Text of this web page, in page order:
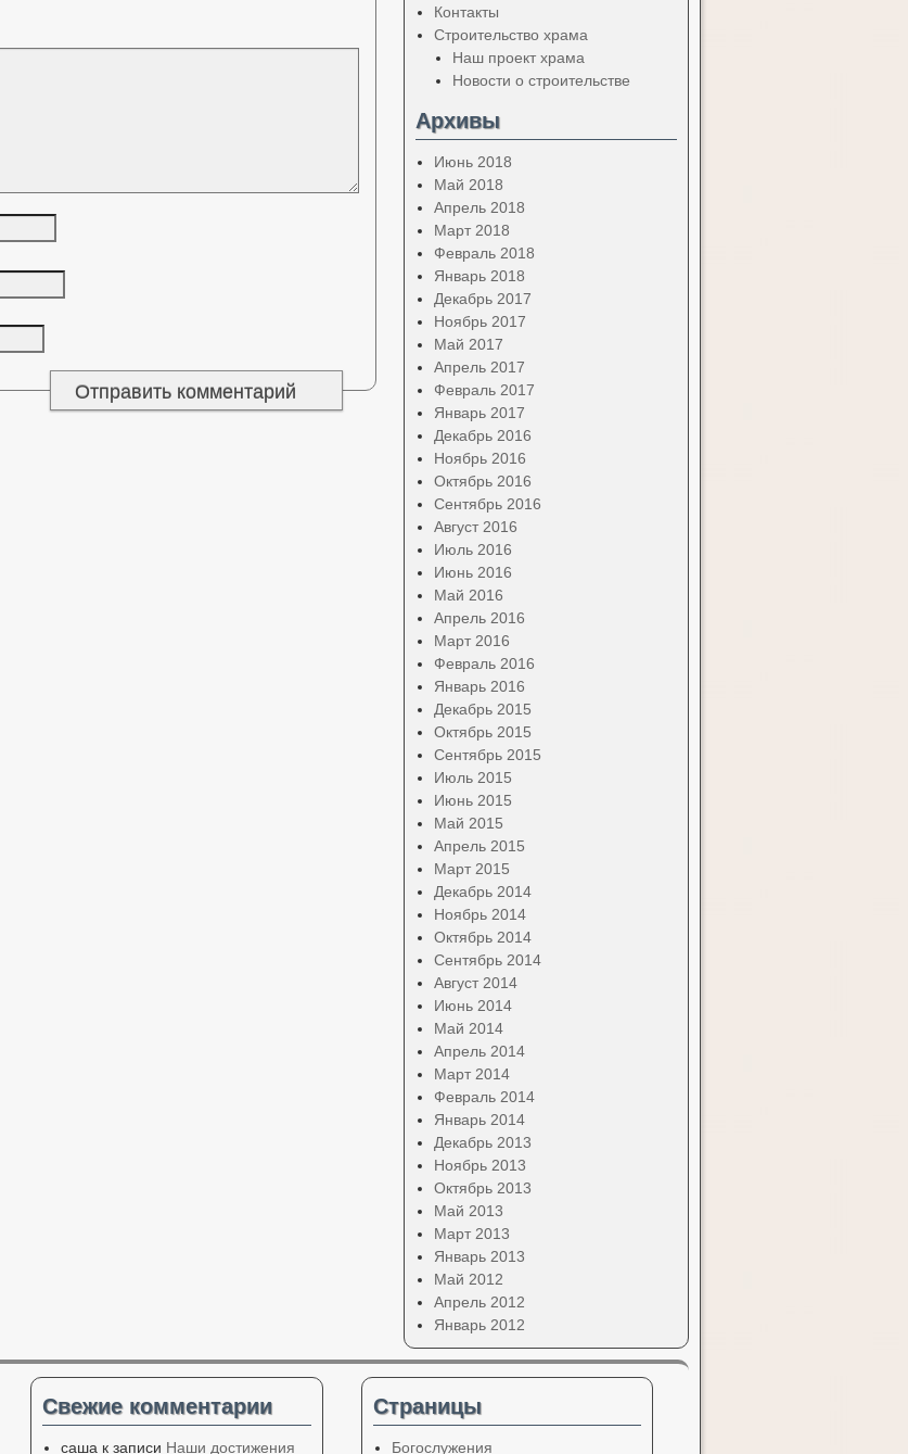
Контакты
Строительство храма
Наш проект храма
Новости о строительстве
Архивы
Июнь 2018
Май 2018
Апрель 2018
Март 2018
Февраль 2018
Январь 2018
Декабрь 2017
Ноябрь 2017
Май 2017
Апрель 2017
Февраль 2017
Январь 2017
Декабрь 2016
Ноябрь 2016
Октябрь 2016
Сентябрь 2016
Август 2016
Июль 2016
Июнь 2016
Май 2016
Апрель 2016
Март 2016
Февраль 2016
Январь 2016
Декабрь 2015
Октябрь 2015
Сентябрь 2015
Июль 2015
Июнь 2015
Май 2015
Апрель 2015
Март 2015
Декабрь 2014
Ноябрь 2014
Октябрь 2014
Сентябрь 2014
Август 2014
Июнь 2014
Май 2014
Апрель 2014
Март 2014
Февраль 2014
Январь 2014
Декабрь 2013
Ноябрь 2013
Октябрь 2013
Май 2013
Март 2013
Январь 2013
Май 2012
Апрель 2012
Январь 2012
Свежие комментарии
саша к записи Наши достижения
Страницы
Богослужения